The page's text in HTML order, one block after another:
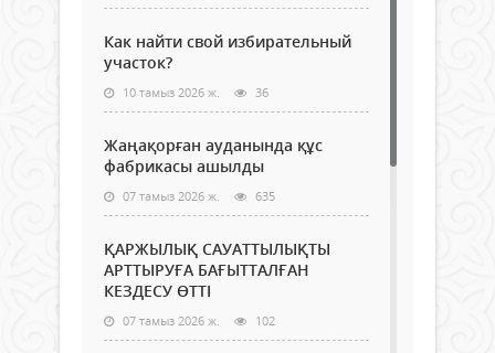
Как найти свой избирательный
участок?
10 тамыз 2026 ж. 36
Жаңақорған ауданында құс
фабрикасы ашылды
07 тамыз 2026 ж. 635
ҚАРЖЫЛЫҚ САУАТТЫЛЫҚТЫ
АРТТЫРУҒА БАҒЫТТАЛҒАН
КЕЗДЕСУ ӨТТІ
07 тамыз 2026 ж. 102